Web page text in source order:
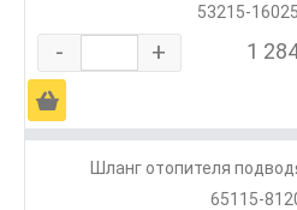
53215-
- + 1
Ä
Шланг отопителя
65115-